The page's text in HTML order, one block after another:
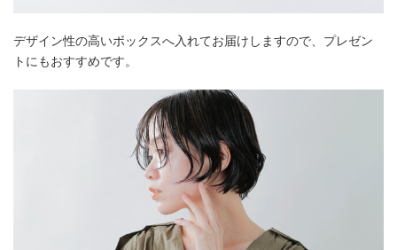
デザイン性の高いボックスへ入れてお届けしますので、プレゼン
トにもおすすめです。